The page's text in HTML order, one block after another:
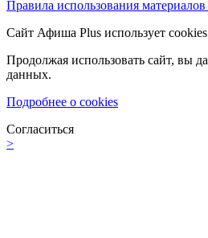
Правила использования материалов
Сайт Афиша Plus использует
Продолжая использовать сайт, вы
данных.
Подробнее о cookies
Согласиться
>